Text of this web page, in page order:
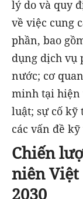
lý do và quy
về việc cung
phần, bao
dụng dịch vụ
nước; cơ
minh tại hiện
luật; sự cố kỹ
các vấn đề
Chiến
niên Việt
2030